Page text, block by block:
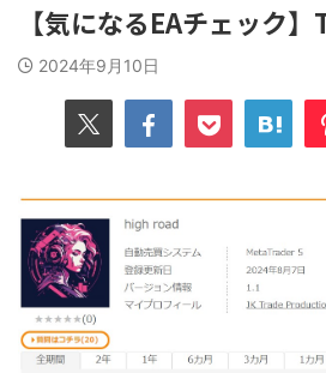
【気になるEAチェック
2024年9月10日